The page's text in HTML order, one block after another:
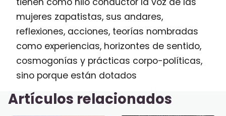
mujeres zapatistas, sus andares,
reflexiones, acciones, teorías nombradas
como experiencias, horizontes de sentido,
cosmogonías y prácticas corpo-políticas,
sino porque están dotados
Artículos relacionados